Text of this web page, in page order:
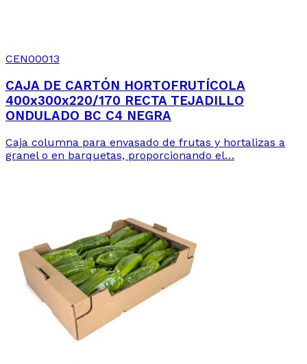
CEN00013
CAJA DE CARTÓN HORTOFRUTÍCOLA
400x300x220/170 RECTA TEJADILLO
ONDULADO BC C4 NEGRA
Caja columna para envasado de frutas y hortalizas a
granel o en barquetas, proporcionando el…